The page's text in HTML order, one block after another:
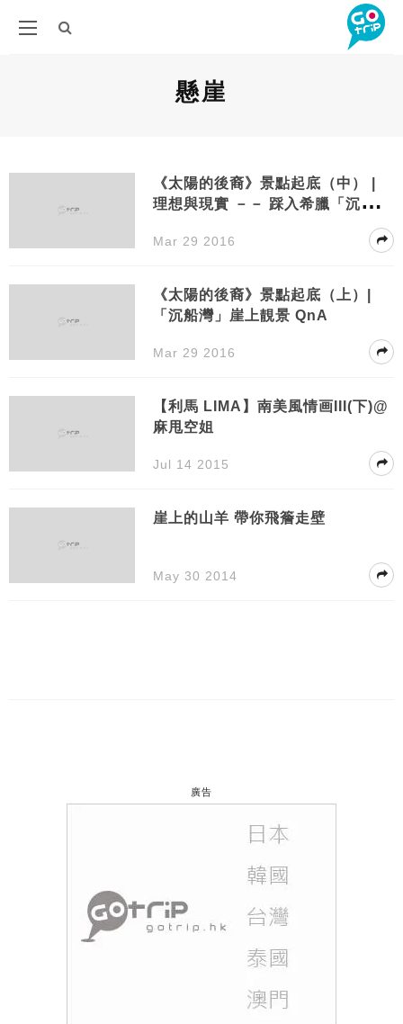
懸崖
《太陽的後裔》景點起底（中） |
理想與現實 －－ 踩入希臘「沉船
Mar 29 2016
《太陽的後裔》景點起底（上）|
「沉船灣」崖上靚景 QnA
Mar 29 2016
【利馬 LIMA】南美風情画III(下)@
麻甩空姐
Jul 14 2015
崖上的山羊 帶你飛簷走壁
May 30 2014
廣告